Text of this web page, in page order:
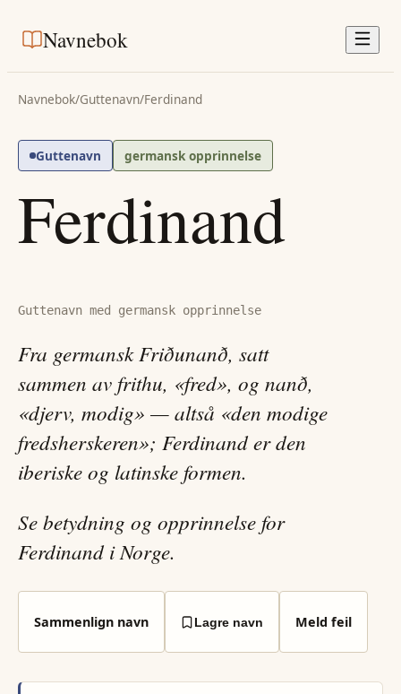
Navnebok
Navnebok/Guttenavn/Ferdinand
Guttenavn germansk opprinnelse
Ferdinand
Guttenavn med germansk opprinnelse
Fra germansk Friðunanð, satt
sammen av frithu, «fred», og nanð,
«djerv, modig» — altså «den modige
fredsherskeren»; Ferdinand er den
iberiske og latinske formen.
Se betydning og opprinnelse for
Ferdinand i Norge.
Sammenlign navn Lagre navn Meld feil